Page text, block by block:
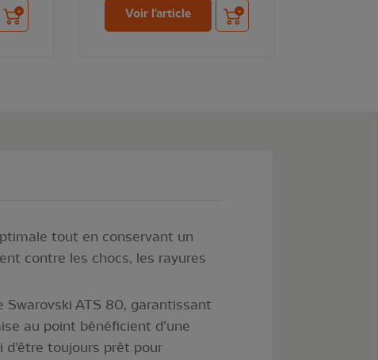
Ajouter au panier Voir l'article Ajouter au panier
tout en conservant un
contre les chocs, les rayures
ATS 80, garantissant
au point bénéficient d’une
toujours prêt pour